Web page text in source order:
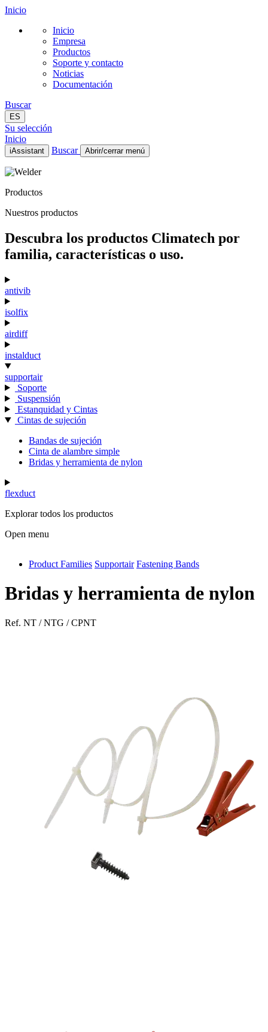
Inicio
Inicio
Empresa
Productos
Soporte y contacto
Noticias
Documentación
Buscar
ES
Su selección
Inicio
iAssistant Buscar Abrir/cerrar menú
Inicio
Productos
Noticias
ES
Productos
Nuestros productos
Descubra los productos Climatech por
familia, características o uso.
antivib
isolfix
airdiff
instalduct
supportair
Soporte
Suspensión
Estanquidad y Cintas
Cintas de sujeción
Bandas de sujeción
Cinta de alambre simple
Bridas y herramienta de nylon
flexduct
Explorar todos los productos
Open menu
antivib
isolfix
Product Families Supportair Fastening Bands
Bridas y herramienta de nylon
Ref. NT / NTG / CPNT